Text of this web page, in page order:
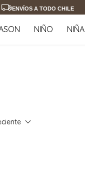
ENVÍOS A TODO CHILE
NIÑO NIÑA